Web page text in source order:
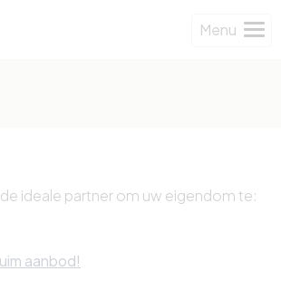
Menu
ideale partner om uw eigendom te:
aanbod!